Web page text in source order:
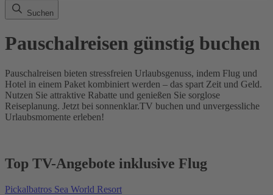
Suchen
Pauschalreisen günstig buchen
Pauschalreisen bieten stressfreien Urlaubsgenuss, indem Flug und
Hotel in einem Paket kombiniert werden – das spart Zeit und Geld.
Nutzen Sie attraktive Rabatte und genießen Sie sorglose
Reiseplanung. Jetzt bei sonnenklar.TV buchen und unvergessliche
Urlaubsmomente erleben!
Top TV-Angebote inklusive Flug
Pickalbatros Sea World Resort